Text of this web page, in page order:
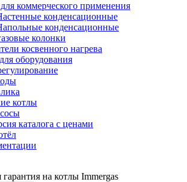
коммерческого применения
конденсационные
конденсационные
колонки
косвенного нагрева
оборудования
котлы
каталога с ценами
гарантия на котлы Immergas